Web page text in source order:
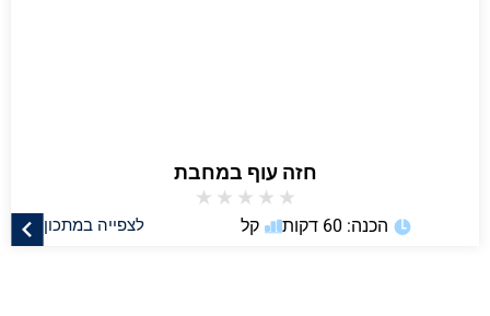
חזה עוף במחבת
★
★
★
★
★
לצפייה במתכון הכנה: 60 דקות קל